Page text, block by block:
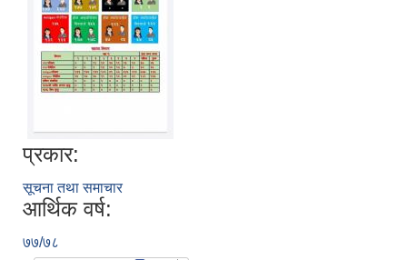
प्रकार:
सूचना तथा समाचार
आर्थिक वर्ष:
७७/७८